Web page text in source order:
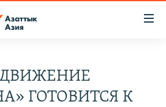
ГОТОВИТСЯ К